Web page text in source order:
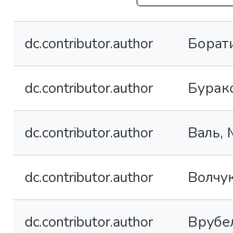
dc.contributor.author
dc.contributor.author
dc.contributor.author Валь,
dc.contributor.author
dc.contributor.author